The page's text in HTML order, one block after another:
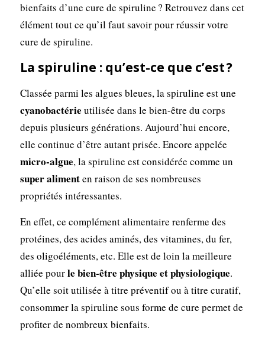
bienfaits d’une cure de spiruline ? Retrouvez dans cet
élément tout ce qu’il faut savoir pour réussir votre
cure de spiruline.
La spiruline : qu’est-ce que c’est ?
Classée parmi les algues bleues, la spiruline est une
cyanobactérie utilisée dans le bien-être du corps
depuis plusieurs générations. Aujourd’hui encore,
elle continue d’être autant prisée. Encore appelée
micro-algue, la spiruline est considérée comme un
super alimenten raison de ses nombreuses
propriétés intéressantes.
En effet, ce complément alimentaire renferme des
protéines, des acides aminés, des vitamines, du fer,
des oligoéléments, etc. Elle est de loin la meilleure
alliée pourle bien-être physique et physiologique.
Qu’elle soit utilisée à titre préventif ou à titre curatif,
consommer la spiruline sous forme de cure permet de
profiter de nombreux bienfaits.